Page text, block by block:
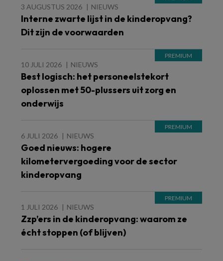
3 AUGUSTUS 2026 NIEUWS
Interne zwarte lijst in de kinderopvang?
Dit zijn de voorwaarden
10 JULI 2026 NIEUWS
Best logisch: het personeelstekort
oplossen met 50-plussers uit zorg en
onderwijs
6 JULI 2026 NIEUWS
Goed nieuws: hogere
kilometervergoeding voor de sector
kinderopvang
1 JULI 2026 NIEUWS
Zzp’ers in de kinderopvang: waarom ze
écht stoppen (of blijven)